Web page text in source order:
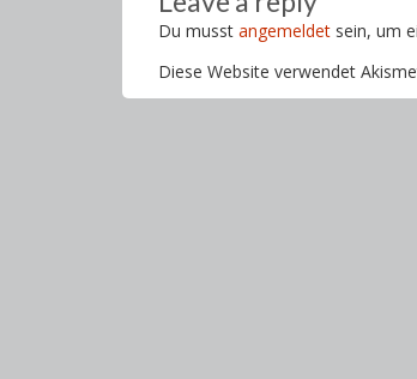
Du musst angemeldet sein, um
Diese Website verwendet